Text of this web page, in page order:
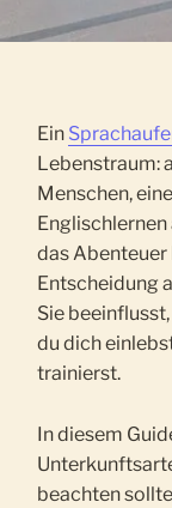
Ein
Lebenstraum:
Menschen,
das
Entscheidung
Sie
du dich
trainierst.
In diesem
beachten